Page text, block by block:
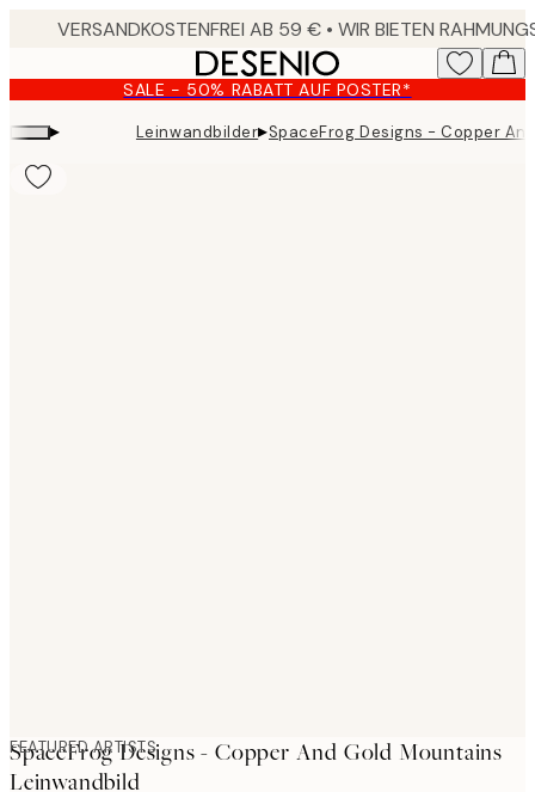
content.
SALE - 50% RABATT AUF POSTER*
▸ Leinwandbilder▸SpaceFrog Designs - Copper
FEATURED ARTISTS
SpaceFrog Designs - Copper And Gold Mountains
Leinwandbild